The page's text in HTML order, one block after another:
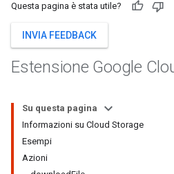
Questa pagina è stata utile?
INVIA FEEDBACK
Estensione Google
Su questa pagina
Informazioni su Cloud Storage
Esempi
Azioni